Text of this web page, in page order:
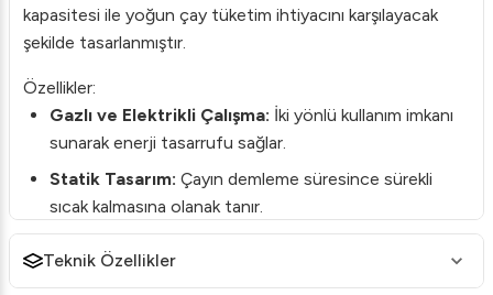
kapasitesi ile yoğun çay tüketim ihtiyacını karşılayacak
şekilde tasarlanmıştır.
Özellikler:
Gazlı ve Elektrikli Çalışma: İki yönlü kullanım imkanı
sunarak enerji tasarrufu sağlar.
Statik Tasarım: Çayın demleme süresince sürekli
sıcak kalmasına olanak tanır.
kalmasını sağlar.
Teknik Özellikler